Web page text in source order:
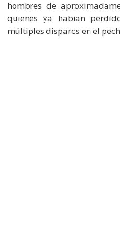
hombres de
quienes ya habían
múltiples disparos en el